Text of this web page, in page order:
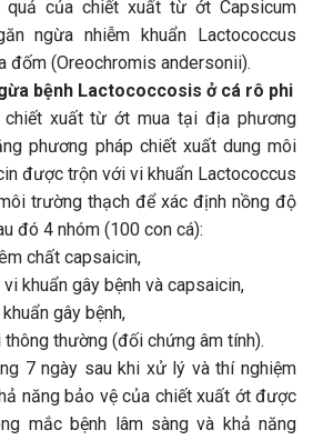
của chiết xuất từ ớt Capsicum
ngừa nhiễm khuẩn Lactococcus
đốm (Oreochromis andersonii).
bệnh Lactococcosis ở cá rô phi
chiết xuất từ ớt mua tại địa phương
phương pháp chiết xuất dung môi
được trộn với vi khuẩn Lactococcus
trường thạch để xác định nồng độ
đó 4 nhóm (100 con cá):
chất capsaicin,
khuẩn gây bệnh và capsaicin,
gây bệnh,
thường (đối chứng âm tính).
7 ngày sau khi xử lý và thí nghiệm
năng bảo vệ của chiết xuất ớt được
mắc bệnh lâm sàng và khả năng